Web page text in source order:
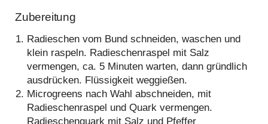
Zubereitung
Radieschen vom Bund schneiden, waschen und
klein raspeln. Radieschenraspel mit Salz
vermengen, ca. 5 Minuten warten, dann gründlich
ausdrücken. Flüssigkeit weggießen.
Microgreens nach Wahl abschneiden, mit
Radieschenraspel und Quark vermengen.
Radieschenquark mit Salz und Pfeffer